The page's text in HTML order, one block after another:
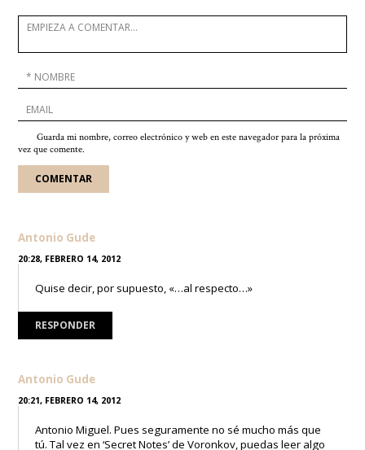
Guarda mi nombre, correo electrónico y web en este navegador para la próxima
vez que comente.
Antonio Gude
20:28, FEBRERO 14, 2012
Quise decir, por supuesto, «…al respecto…»
RESPONDER
Antonio Gude
20:21, FEBRERO 14, 2012
Antonio Miguel. Pues seguramente no sé mucho más que
tú. Tal vez en ‘Secret Notes’ de Voronkov, puedas leer algo